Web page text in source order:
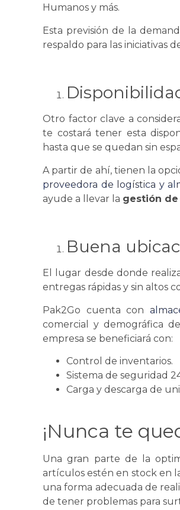
Humanos y más.
Esta previsión de la
respaldo para las iniciativas
Otro factor clave a
te costará tener esta
hasta que se quedan sin
A partir de ahí, tienen la
proveedora de logística y
ayude a llevar la gestión
Buena
El lugar desde donde
entregas rápidas y sin altos
Pak2Go cuenta con
comercial y demográfica
empresa se beneficiará con:
Control de inventarios.
Sistema de seguridad
Carga y descarga de
¡Nunca te
Una gran parte de la
artículos estén en stock en
una forma adecuada de
de tener problemas para